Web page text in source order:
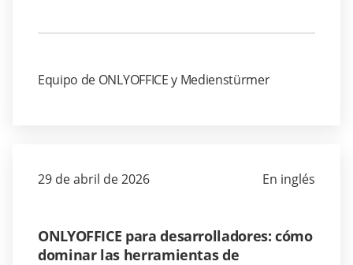
Equipo de ONLYOFFICE y Medienstürmer
29 de abril de 2026 En inglés
ONLYOFFICE para desarrolladores: cómo
dominar las herramientas de